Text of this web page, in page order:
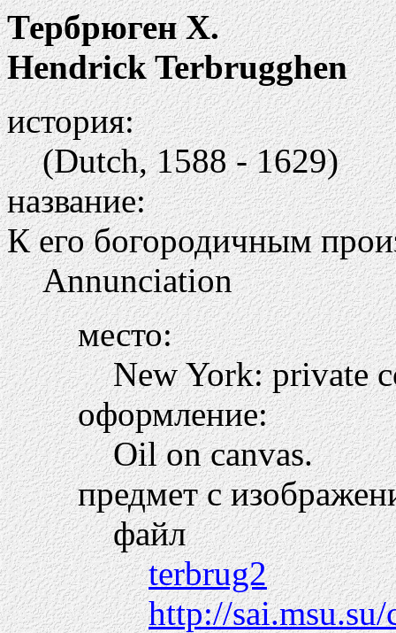
Тербрюген Х.
Hendrick Terbrugghen
история:
(Dutch, 1588 - 1629)
название:
К его богородичным
Annunciation
место:
New York: private
оформление:
Oil on canvas.
предмет с
файл
terbrug2
http://